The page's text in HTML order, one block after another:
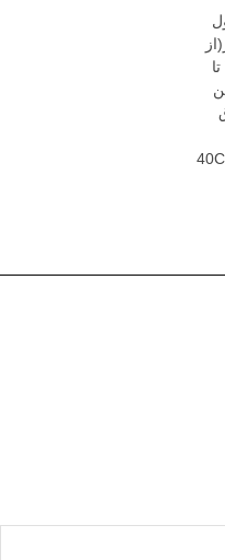
تا